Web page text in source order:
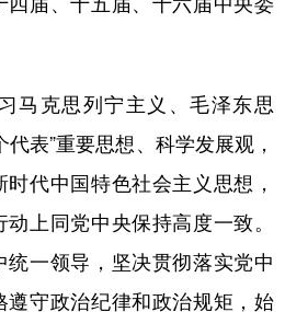
克思列宁主义、毛泽东思
表”重要思想、科学发展观，
代中国特色社会主义思想，
上同党中央保持高度一致。
一领导，坚决贯彻落实党中
遵守政治纪律和政治规矩，始